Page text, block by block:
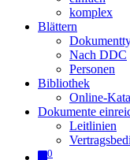
komplex
Blättern
Nach DDC
Personen
Bibliothek
Online-
Dokumente
Leitlinien
0